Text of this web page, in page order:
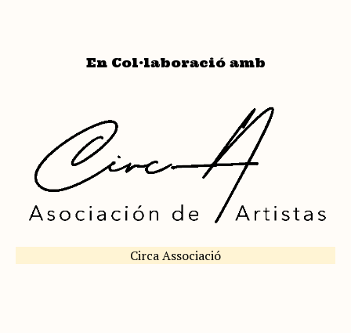
En Col·laboració amb
Circa Associació